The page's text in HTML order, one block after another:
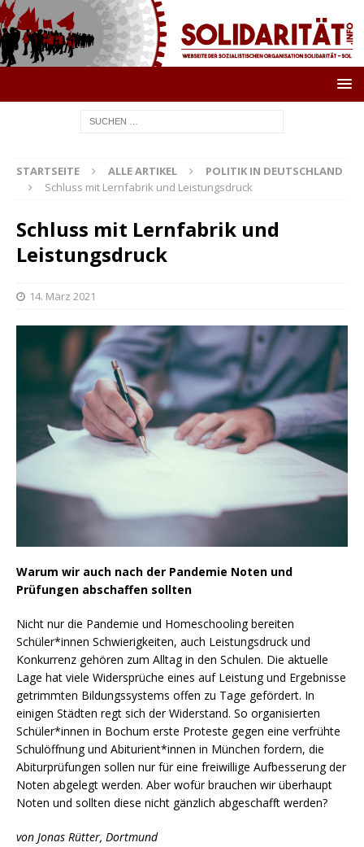
STARTSEITE ALLE ARTIKEL
POLITIK IN DEUTSCHLAND
Schluss mit Lernfabrik und Leistungsdruck
Schluss mit Lernfabrik und
Leistungsdruck
14. März 2021
Warum wir auch nach der Pandemie Noten und
Prüfungen abschaffen sollten
Nicht nur die Pandemie und Homeschooling bereiten
Schüler*innen Schwierigkeiten, auch Leistungsdruck und
Konkurrenz gehören zum Alltag in den Schulen. Die aktuelle
Lage hat viele Widersprüche eines auf Leistung und Ergebnisse
getrimmten Bildungssystems offen zu Tage gefördert. In
einigen Städten regt sich der Widerstand. So organisierten
Schüler*innen in Bochum erste Proteste gegen eine verfrühte
Schulöffnung und Abiturient*innen in München fordern, die
Abiturprüfungen sollen nur für eine freiwillige Aufbesserung der
Noten abgelegt werden. Aber wofür brauchen wir überhaupt
Noten und sollten diese nicht gänzlich abgeschafft werden?
von Jonas Rütter, Dortmund